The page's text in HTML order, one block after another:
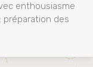
enthousiasme
préparation des